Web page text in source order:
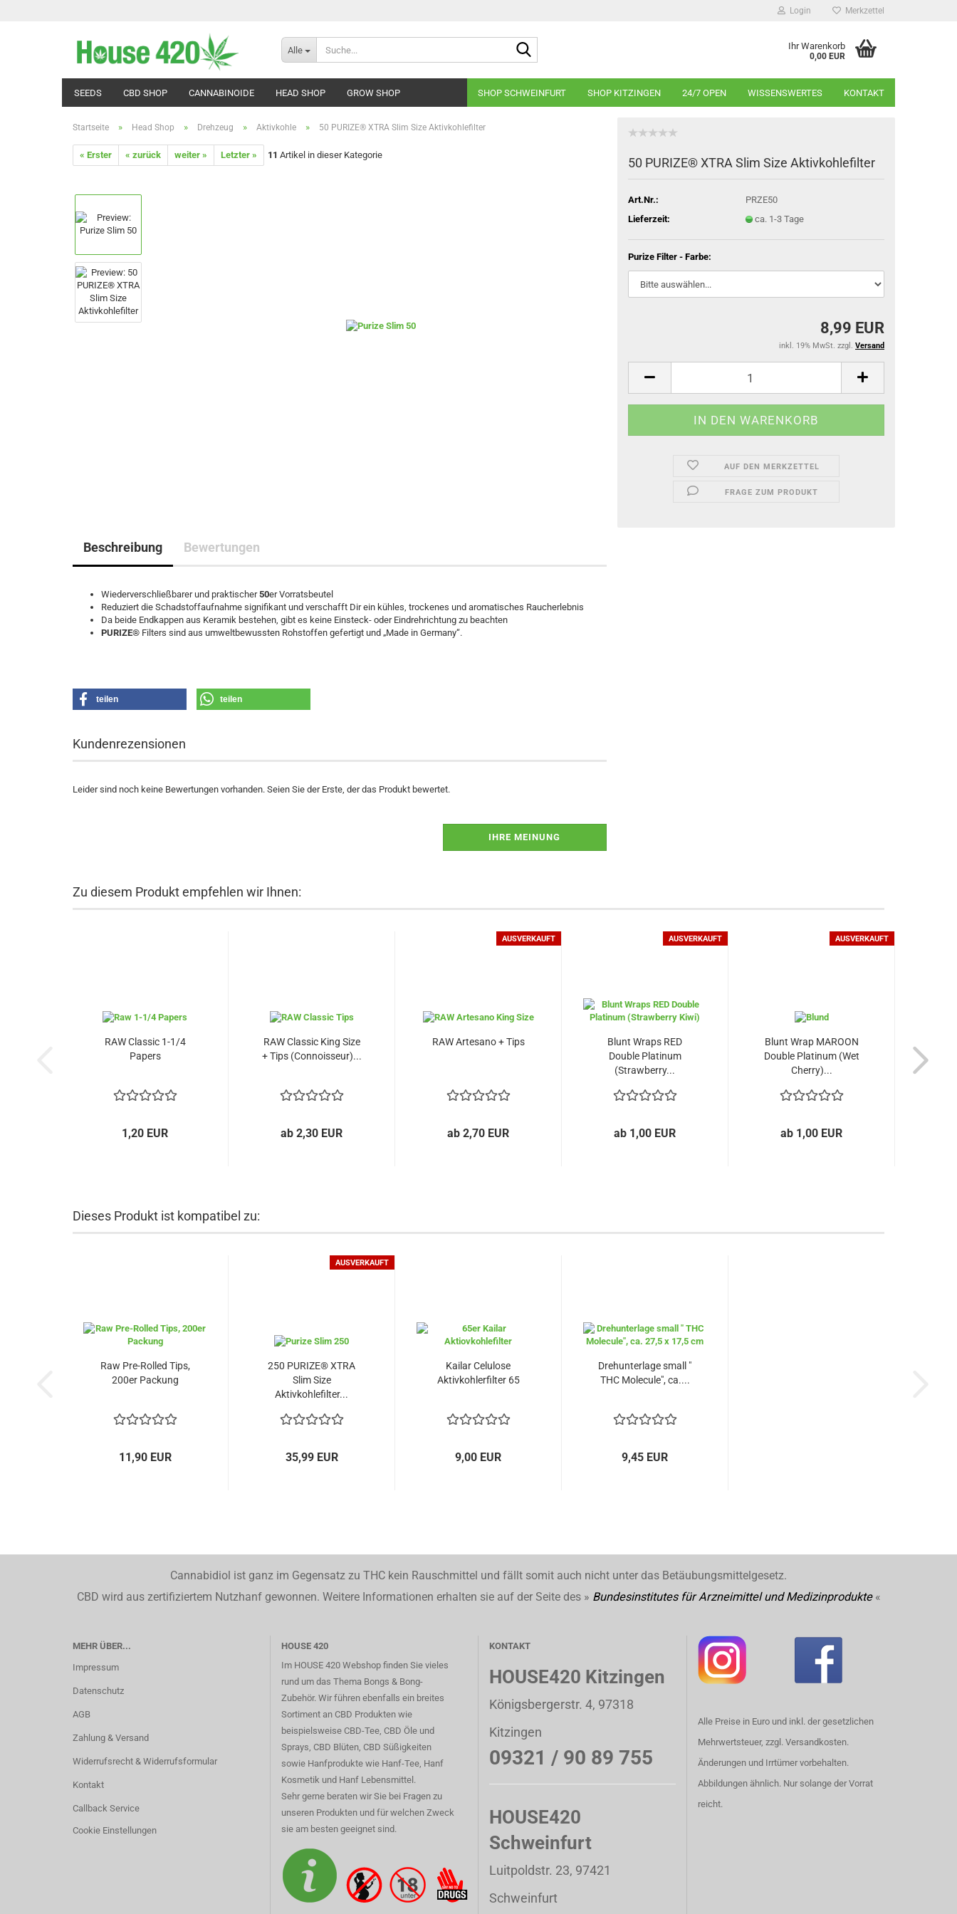
Login Merkzettel
Alle Ihr Warenkorb
0,00 EUR
SEEDS CBD SHOP CANNABINOIDE HEAD SHOP GROW SHOP SHOP SCHWEINFURT SHOP KITZINGEN 24/7 OPEN WISSENSWERTES KONTAKT
Startseite » Head Shop » Drehzeug » Aktivkohle » 50 PURIZE® XTRA Slim Size Aktivkohlefilter
« Erster « zurück weiter » Letzter » 11 Artikel in dieser Kategorie
50 PURIZE® XTRA Slim Size Aktivkohlefilter
Art.Nr.:
PRZE50
Lieferzeit:
ca. 1-3 Tage
Purize Filter - Farbe:
8,99 EUR
inkl. 19% MwSt. zzgl. Versand
AUF DEN MERKZETTEL
FRAGE ZUM PRODUKT
Beschreibung Bewertungen
Wiederverschließbarer und praktischer50er Vorratsbeutel
Reduziert die Schadstoffaufnahme signifikant und verschafft Dir ein kühles, trockenes und aromatisches Raucherlebnis
Da beide Endkappen aus Keramik bestehen, gibt es keine Einsteck- oder Eindrehrichtung zu beachten
PURIZE® Filters sind aus umweltbewussten Rohstoffen gefertigt und „Made in Germany“.
teilen teilen
Kundenrezensionen
Leider sind noch keine Bewertungen vorhanden. Seien Sie der Erste, der das Produkt bewertet.
IHRE MEINUNG
Zu diesem Produkt empfehlen wir Ihnen:
RAW Classic 1-1/4
Papers
1,20 EUR
RAW Classic King Size
+ Tips (Connoisseur)...
ab 2,30 EUR
AUSVERKAUFT
RAW Artesano + Tips
ab 2,70 EUR
AUSVERKAUFT
Blunt Wraps RED
Double Platinum
(Strawberry...
ab 1,00 EUR
AUSVERKAUFT
Blunt Wrap MAROON
Double Platinum (Wet
Cherry)...
ab 1,00 EUR
Dieses Produkt ist kompatibel zu:
Raw Pre-Rolled Tips,
200er Packung
11,90 EUR
AUSVERKAUFT
250 PURIZE® XTRA
Slim Size
Aktivkohlefilter...
35,99 EUR
Kailar Celulose
Aktivkohlerfilter 65
9,00 EUR
Drehunterlage small "
THC Molecule", ca....
9,45 EUR
Cannabidiol ist ganz im Gegensatz zu THC kein Rauschmittel und fällt somit auch nicht unter das Betäubungsmittelgesetz.
CBD wird aus zertifiziertem Nutzhanf gewonnen. Weitere Informationen erhalten sie auf der Seite des » Bundesinstitutes für Arzneimittel und Medizinprodukte«
MEHR ÜBER...
Impressum
Datenschutz
AGB
Zahlung & Versand
Widerrufsrecht & Widerrufsformular
Kontakt
Callback Service
Cookie Einstellungen
HOUSE 420
Im HOUSE 420 Webshop finden Sie vieles
rund um das Thema Bongs & Bong-
Zubehör. Wir führen ebenfalls ein breites
Sortiment an CBD Produkten wie
beispielsweise CBD-Tee, CBD Öle und
Sprays, CBD Blüten, CBD Süßigkeiten
sowie Hanfprodukte wie Hanf-Tee, Hanf
Kosmetik und Hanf Lebensmittel.
Sehr gerne beraten wir Sie bei Fragen zu
unseren Produkten und für welchen Zweck
sie am besten geeignet sind.
KONTAKT
HOUSE420 Kitzingen
Königsbergerstr. 4, 97318
Kitzingen
09321 / 90 89 755
HOUSE420
Schweinfurt
Luitpoldstr. 23, 97421
Schweinfurt
Alle Preise in Euro und inkl. der gesetzlichen
Mehrwertsteuer, zzgl. Versandkosten.
Änderungen und Irrtümer vorbehalten.
Abbildungen ähnlich. Nur solange der Vorrat
reicht.